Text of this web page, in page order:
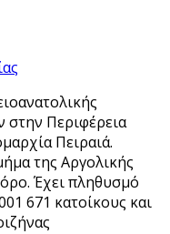
Περιφέρεια
Πειραιά.
της Αργολικής
Έχει πληθυσμό
671 κατοίκους και